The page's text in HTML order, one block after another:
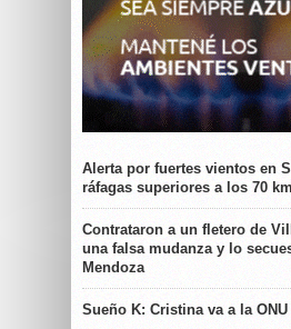
Alerta por fuertes vientos en
ráfagas superiores a los 70
Contrataron a un fletero de
una falsa mudanza y lo
Mendoza
Sueño K: Cristina va a la